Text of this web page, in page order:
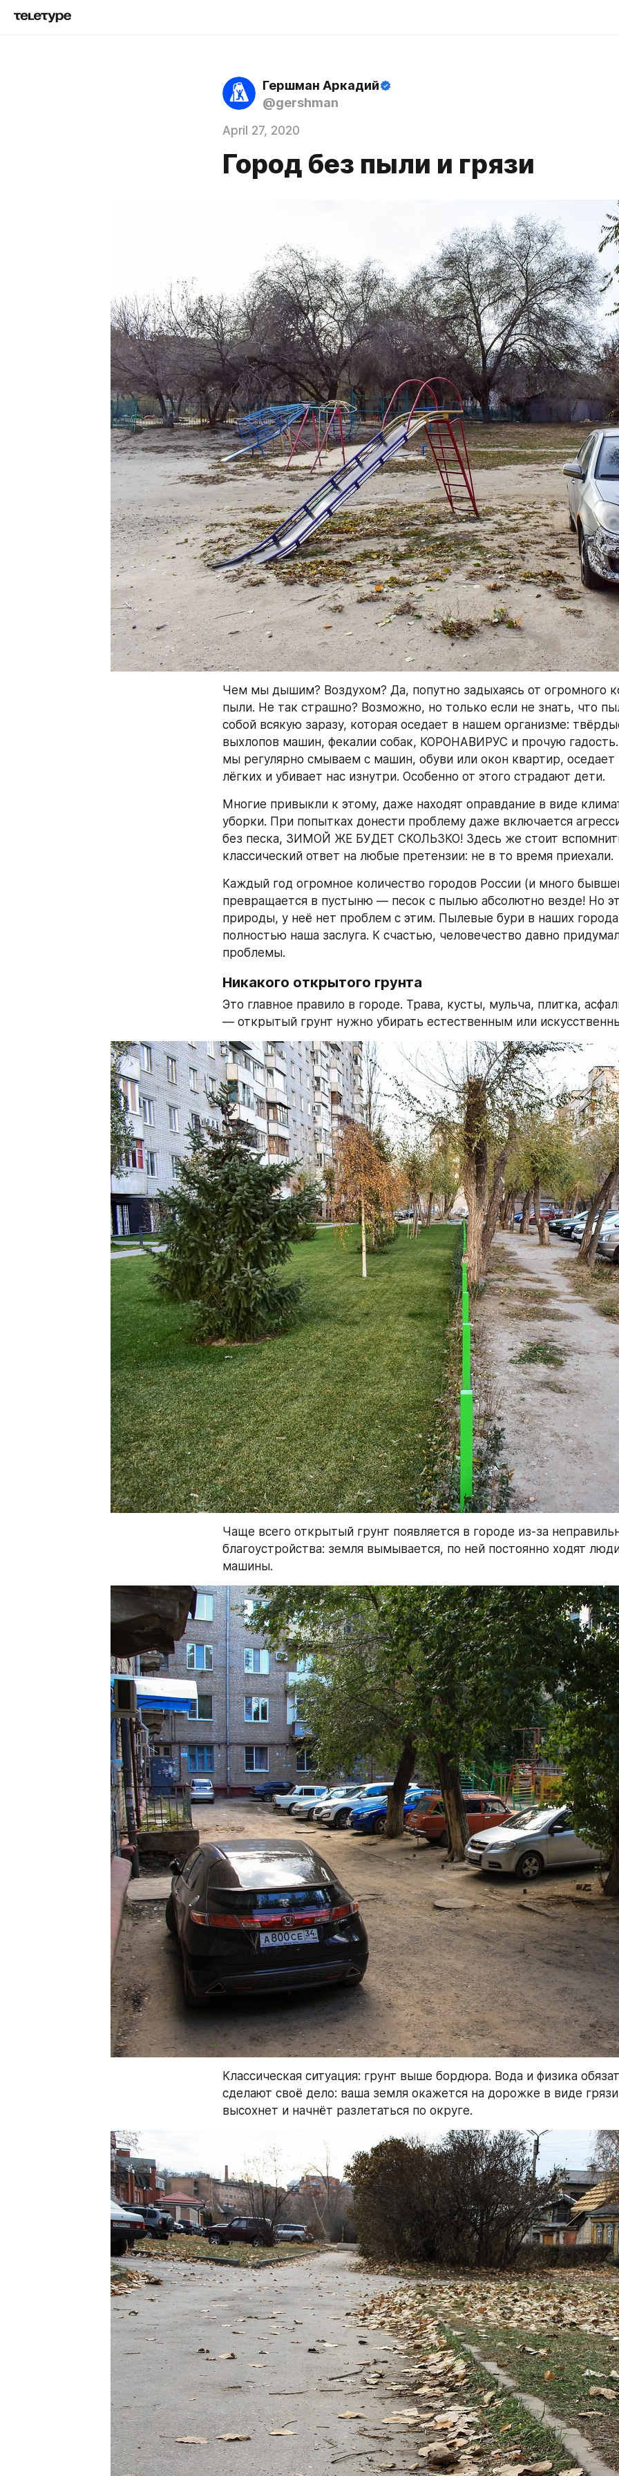
Гершман Аркадий
@gershman
April 27, 2020
Город без пыли и грязи
Чем мы дышим? Воздухом? Да, попутно задыхаясь от огромного
пыли. Не так страшно? Возможно, но только если не знать, что
собой всякую заразу, которая оседает в нашем организме:
выхлопов машин, фекалии собак, КОРОНАВИРУС и прочую
мы регулярно смываем с машин, обуви или окон квартир, оседает
лёгких и убивает нас изнутри. Особенно от этого страдают дети.
Многие привыкли к этому, даже находят оправдание в виде
уборки. При попытках донести проблему даже включается
без песка, ЗИМОЙ ЖЕ БУДЕТ СКОЛЬЗКО! Здесь же стоит
классический ответ на любые претензии: не в то время приехали.
Каждый год огромное количество городов России (и много
превращается в пустыню — песок с пылью абсолютно везде! Но
природы, у неё нет проблем с этим. Пылевые бури в наших
полностью наша заслуга. К счастью, человечество давно
проблемы.
Никакого открытого грунта
Это главное правило в городе. Трава, кусты, мульча, плитка,
— открытый грунт нужно убирать естественным или
Чаще всего открытый грунт появляется в городе из-за
благоустройства: земля вымывается, по ней постоянно ходят
машины.
Классическая ситуация: грунт выше бордюра. Вода и физика
сделают своё дело: ваша земля окажется на дорожке в виде
высохнет и начнёт разлетаться по округе.